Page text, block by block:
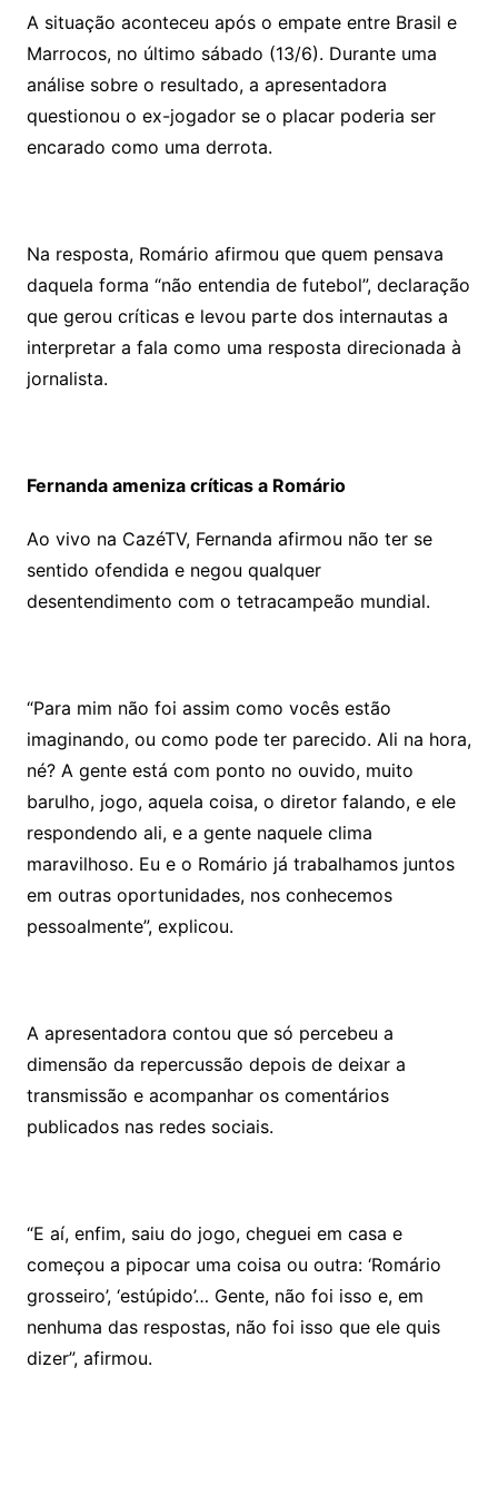
A situação aconteceu após o empate entre Brasil e
Marrocos, no último sábado (13/6). Durante uma
análise sobre o resultado, a apresentadora
questionou o ex-jogador se o placar poderia ser
encarado como uma derrota.
Na resposta, Romário afirmou que quem pensava
daquela forma “não entendia de futebol”, declaração
que gerou críticas e levou parte dos internautas a
interpretar a fala como uma resposta direcionada à
jornalista.
Fernanda ameniza críticas a Romário
Ao vivo na CazéTV, Fernanda afirmou não ter se
sentido ofendida e negou qualquer
desentendimento com o tetracampeão mundial.
“Para mim não foi assim como vocês estão
imaginando, ou como pode ter parecido. Ali na hora,
né? A gente está com ponto no ouvido, muito
barulho, jogo, aquela coisa, o diretor falando, e ele
respondendo ali, e a gente naquele clima
maravilhoso. Eu e o Romário já trabalhamos juntos
em outras oportunidades, nos conhecemos
pessoalmente”, explicou.
A apresentadora contou que só percebeu a
dimensão da repercussão depois de deixar a
transmissão e acompanhar os comentários
publicados nas redes sociais.
“E aí, enfim, saiu do jogo, cheguei em casa e
começou a pipocar uma coisa ou outra: ‘Romário
grosseiro’, ‘estúpido’… Gente, não foi isso e, em
nenhuma das respostas, não foi isso que ele quis
dizer”, afirmou.